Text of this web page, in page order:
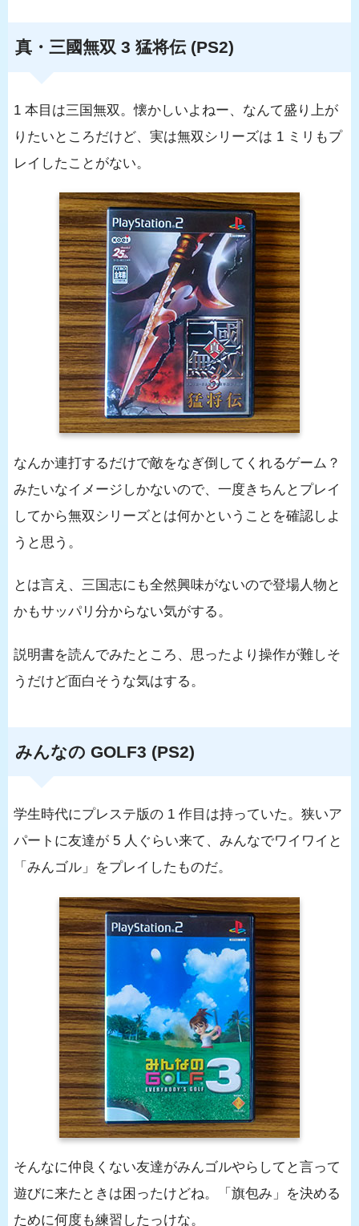
真・三國無双 3 猛将伝 (PS2)
1 本目は三国無双。懐かしいよねー、なんて盛り上が
りたいところだけど、実は無双シリーズは 1 ミリもプ
レイしたことがない。
なんか連打するだけで敵をなぎ倒してくれるゲーム？
みたいなイメージしかないので、一度きちんとプレイ
してから無双シリーズとは何かということを確認しよ
うと思う。
とは言え、三国志にも全然興味がないので登場人物と
かもサッパリ分からない気がする。
説明書を読んでみたところ、思ったより操作が難しそ
うだけど面白そうな気はする。
みんなの GOLF3 (PS2)
学生時代にプレステ版の 1 作目は持っていた。狭いア
パートに友達が 5 人ぐらい来て、みんなでワイワイと
「みんゴル」をプレイしたものだ。
そんなに仲良くない友達がみんゴルやらしてと言って
遊びに来たときは困ったけどね。「旗包み」を決める
ために何度も練習したっけな。